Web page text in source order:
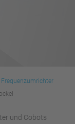
Frequenzumrichter
und Cobots